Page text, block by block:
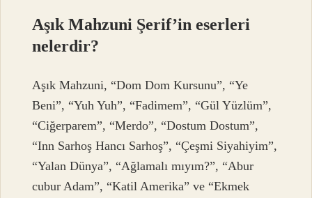
Aşık Mahzuni Şerif’in eserleri
nelerdir?
Aşık Mahzuni, “Dom Dom Kursunu”, “Ye
Beni”, “Yuh Yuh”, “Fadimem”, “Gül Yüzlüm”,
“Ciğerparem”, “Merdo”, “Dostum Dostum”,
“Inn Sarhoş Hancı Sarhoş”, “Çeşmi Siyahiyim”,
“Yalan Dünya”, “Ağlamalı mıyım?”, “Abur
cubur Adam”, “Katil Amerika” ve “Ekmek